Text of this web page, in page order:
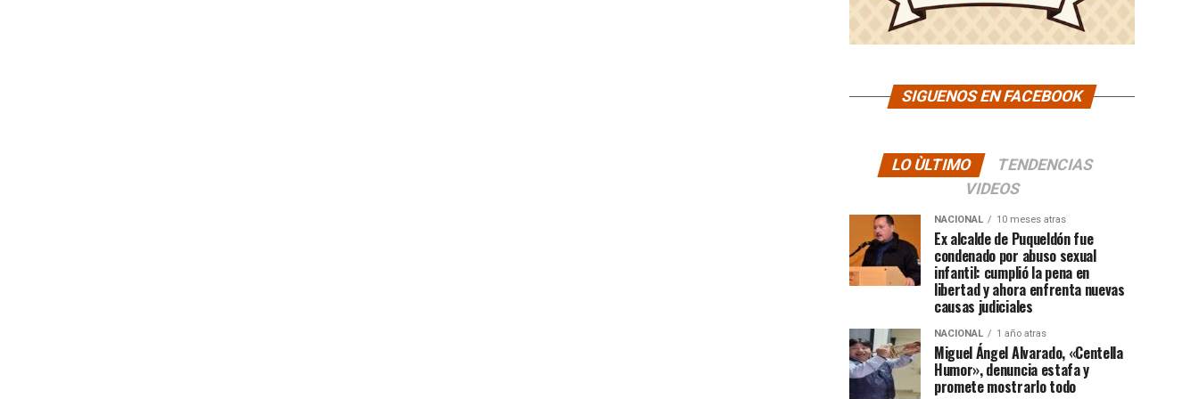
SIGUENOS EN FACEBOOK
LO ÙLTIMO
TENDENCIAS
VIDEOS
NACIONAL 10 meses atras
Ex alcalde de Puqueldón fue
condenado por abuso sexual
infantil: cumplió la pena en
libertad y ahora enfrenta nuevas
causas judiciales
NACIONAL 1 año atras
Miguel Ángel Alvarado, «Centella
Humor», denuncia estafa y
promete mostrarlo todo